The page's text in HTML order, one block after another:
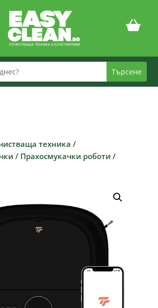
техника /
/ Прахосмукачки роботи /